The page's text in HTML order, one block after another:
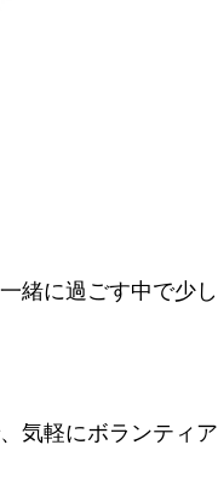
緒に過ごす中で少し
気軽にボランティア